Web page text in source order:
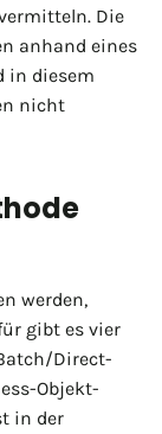
Die
anhand eines
in diesem
nicht
werden,
gibt es vier
Direct-
Objekt-
in der